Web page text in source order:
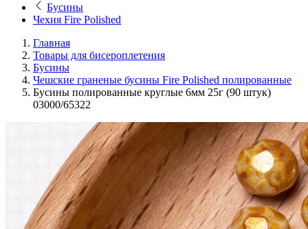
Бусины
Чехия Fire Polished
Главная
Товары для бисероплетения
Бусины
Чешские граненые бусины Fire Polished полированные
Бусины полированные круглые 6мм 25г (90 штук)
03000/65322